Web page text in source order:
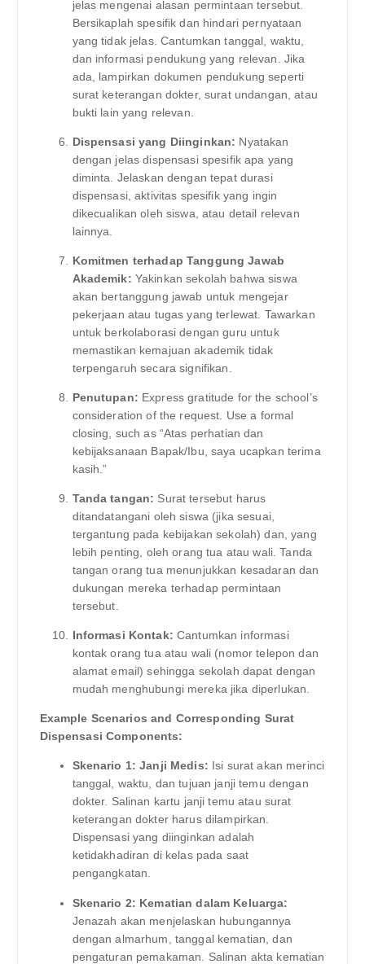
jelas mengenai alasan permintaan tersebut.
Bersikaplah spesifik dan hindari pernyataan
yang tidak jelas. Cantumkan tanggal, waktu,
dan informasi pendukung yang relevan. Jika
ada, lampirkan dokumen pendukung seperti
surat keterangan dokter, surat undangan, atau
bukti lain yang relevan.
Dispensasi yang Diinginkan: Nyatakan
dengan jelas dispensasi spesifik apa yang
diminta. Jelaskan dengan tepat durasi
dispensasi, aktivitas spesifik yang ingin
dikecualikan oleh siswa, atau detail relevan
lainnya.
Komitmen terhadap Tanggung Jawab
Akademik: Yakinkan sekolah bahwa siswa
akan bertanggung jawab untuk mengejar
pekerjaan atau tugas yang terlewat. Tawarkan
untuk berkolaborasi dengan guru untuk
memastikan kemajuan akademik tidak
terpengaruh secara signifikan.
Penutupan: Express gratitude for the school’s
consideration of the request. Use a formal
closing, such as “Atas perhatian dan
kebijaksanaan Bapak/Ibu, saya ucapkan terima
kasih.”
Tanda tangan: Surat tersebut harus
ditandatangani oleh siswa (jika sesuai,
tergantung pada kebijakan sekolah) dan, yang
lebih penting, oleh orang tua atau wali. Tanda
tangan orang tua menunjukkan kesadaran dan
dukungan mereka terhadap permintaan
tersebut.
Informasi Kontak: Cantumkan informasi
kontak orang tua atau wali (nomor telepon dan
alamat email) sehingga sekolah dapat dengan
mudah menghubungi mereka jika diperlukan.
Example Scenarios and Corresponding Surat
Dispensasi Components:
Skenario 1: Janji Medis: Isi surat akan merinci
tanggal, waktu, dan tujuan janji temu dengan
dokter. Salinan kartu janji temu atau surat
keterangan dokter harus dilampirkan.
Dispensasi yang diinginkan adalah
ketidakhadiran di kelas pada saat
pengangkatan.
Skenario 2: Kematian dalam Keluarga:
Jenazah akan menjelaskan hubungannya
dengan almarhum, tanggal kematian, dan
pengaturan pemakaman. Salinan akta kematian